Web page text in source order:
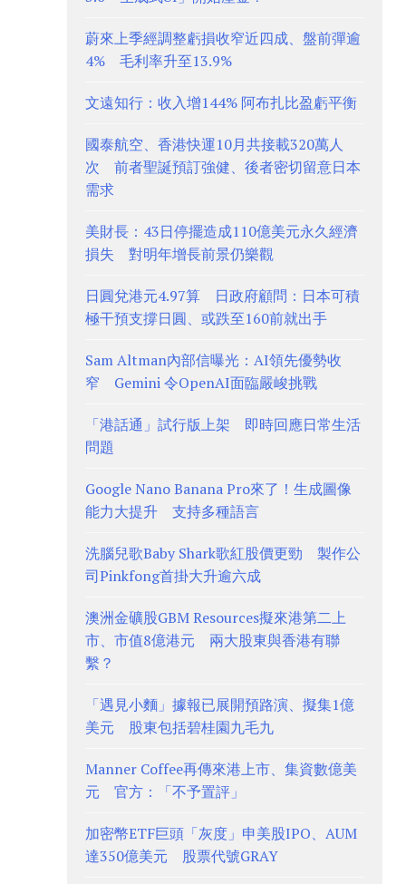
蔚來上季經調整虧損收窄近四成、盤前彈逾
4% 毛利率升至13.9%
文遠知行：收入增144% 阿布扎比盈虧平衡
國泰航空、香港快運10月共接載320萬人
次 前者聖誕預訂強健、後者密切留意日本
需求
美財長：43日停擺造成110億美元永久經濟
損失 對明年增長前景仍樂觀
日圓兌港元4.97算 日政府顧問：日本可積
極干預支撐日圓、或跌至160前就出手
Sam Altman內部信曝光：AI領先優勢收
窄 Gemini 令OpenAI面臨嚴峻挑戰
「港話通」試行版上架 即時回應日常生活
問題
Google Nano Banana Pro來了！生成圖像
能力大提升 支持多種語言
洗腦兒歌Baby Shark歌紅股價更勁 製作公
司Pinkfong首掛大升逾六成
澳洲金礦股GBM Resources擬來港第二上
市、市值8億港元 兩大股東與香港有聯
繫？
「遇見小麵」據報已展開預路演、擬集1億
美元 股東包括碧桂園九毛九
Manner Coffee再傳來港上市、集資數億美
元 官方：「不予置評」
加密幣ETF巨頭「灰度」申美股IPO、AUM
達350億美元 股票代號GRAY